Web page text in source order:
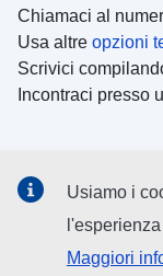
Chiamaci al
Usa altre opzioni
Scrivici
Incontraci presso
Cerca icanali
Usiamo i
Maggiori